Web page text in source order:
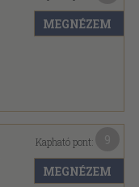
MEGNÉZEM
Kapható pont:
MEGNÉZEM